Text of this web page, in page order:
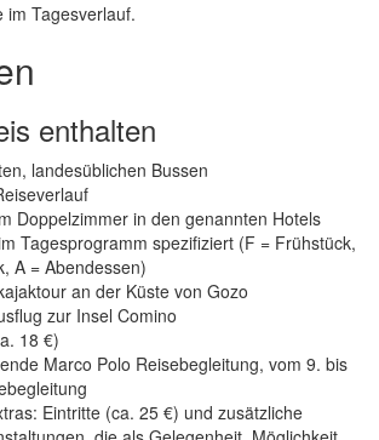
im Tagesverlauf.
enthalten
landesüblichen Bussen
Doppelzimmer in den genannten Hotels
Tagesprogramm spezifiziert (F = Frühstück,
A = Abendessen)
an der Küste von Gozo
zur Insel Comino
18 €)
Marco Polo Reisebegleitung, vom 9. bis
Eintritte (ca. 25 €) und zusätzliche